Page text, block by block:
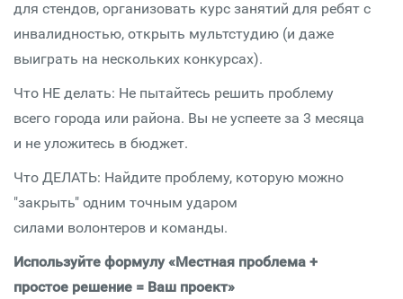
для стендов, организовать курс занятий для ребят с
инвалидностью, открыть мультстудию (и даже
выиграть на нескольких конкурсах).
Что НЕ делать: Не пытайтесь решить проблему
всего города или района. Вы не успеете за 3 месяца
и не уложитесь в бюджет.
Что ДЕЛАТЬ: Найдите проблему, которую можно
"закрыть" одним точным ударом
силами волонтеров и команды.
Используйте формулу «Местная проблема +
простое решение = Ваш проект»